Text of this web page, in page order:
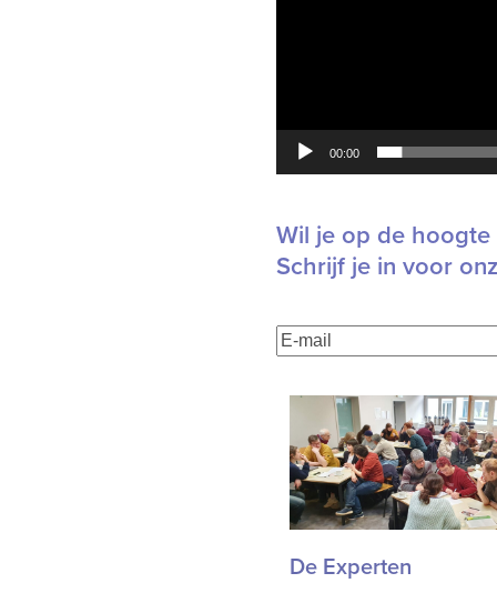
00:00
Wil je op de hoogte
Schrijf je in voor
E-
mailadres(Vereist)
De Experten